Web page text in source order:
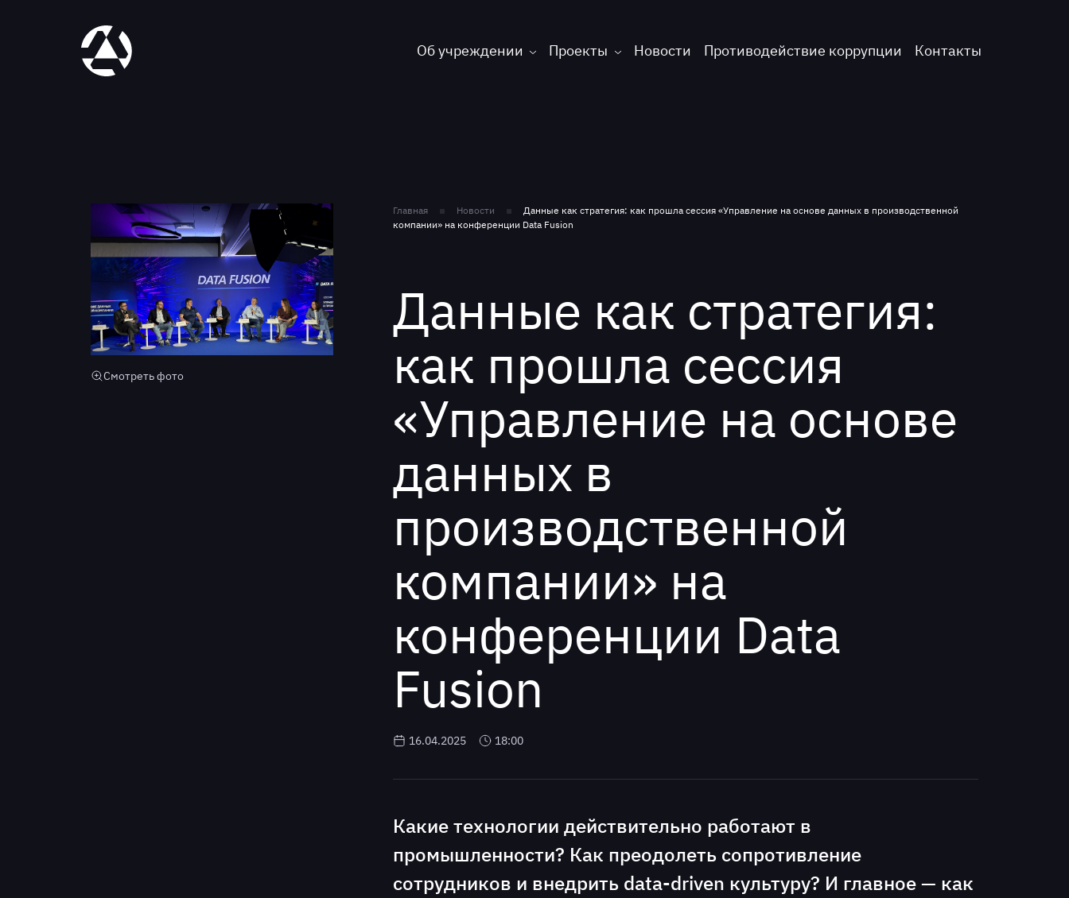
Об учреждении Проекты Новости Противодействие коррупции Контакты
Смотреть фото
Главная Новости
Данные как стратегия: как прошла сессия «Управление на основе данных в производственной
компании» на конференции Data Fusion
Данные как стратегия:
как прошла сессия
«Управление на основе
данных в
производственной
компании» на
конференции Data
Fusion
16.04.2025 18:00
Какие технологии действительно работают в
промышленности? Как преодолеть сопротивление
сотрудников и внедрить data-driven культуру? И главное — как